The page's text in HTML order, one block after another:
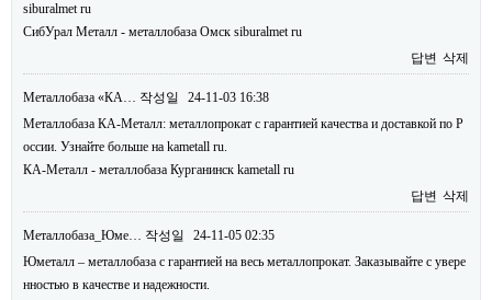
siburalmet ru
СибУрал Металл - металлобаза Омск siburalmet ru
답변 삭제
Металлобаза «КА… 작성일
24-11-03 16:38
Металлобаза КА-Металл: металлопрокат с гарантией качества и доставкой по Р
оссии. Узнайте больше на kametall ru.
КА-Металл - металлобаза Курганинск kametall ru
답변 삭제
Металлобаза_Юме… 작성일
24-11-05 02:35
Юметалл – металлобаза с гарантией на весь металлопрокат. Заказывайте с увере
нностью в качестве и надежности.